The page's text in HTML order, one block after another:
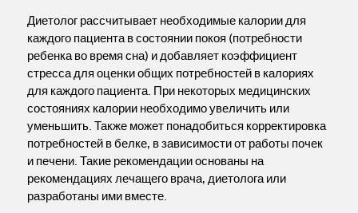
Диетолог рассчитывает необходимые калории для
каждого пациента в состоянии покоя (потребности
ребенка во время сна) и добавляет коэффициент
стресса для оценки общих потребностей в калориях
для каждого пациента. При некоторых медицинских
состояниях калории необходимо увеличить или
уменьшить. Также может понадобиться корректировка
потребностей в белке, в зависимости от работы почек
и печени. Такие рекомендации основаны на
рекомендациях лечащего врача, диетолога или
разработаны ими вместе.